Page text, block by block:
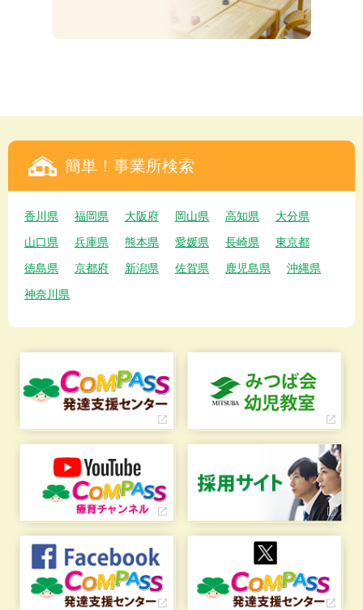
簡単！事業所検索
香川県 福岡県 大阪府 岡山県 高知県
大分県
山口県
兵庫県 熊本県 愛媛県 長崎県
東京都
徳島県
京都府 新潟県 佐賀県 鹿児島県
沖縄県
神奈川県